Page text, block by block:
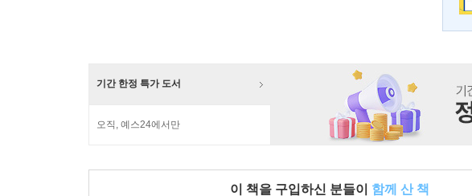
기간 한정 특가 도서
오직, 예스24에서만
이 책을 구입하신 분들이 함께 산 책